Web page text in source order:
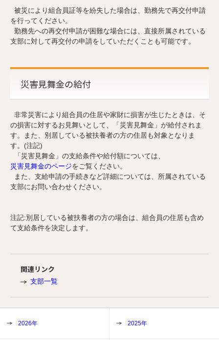
被災により組合員証等を紛失した場合は、勤務先で再交付申請
を行ってください。
勤務先への再交付申請が困難な場合には、直接所属されている
支部に対して再交付の申請をしていただくことも可能です。
災害見舞金の給付
非常災害により組合員の住居や家財に損害が生じたときは、そ
の損害に対するお見舞いとして、「災害見舞金」が給付されま
す。また、別居している被扶養者の方の住居も対象となりま
す。(注記)
「災害見舞金」の支給条件や給付額については、
災害見舞金のページをご覧ください。
また、支給申請の手続きなど詳細については、所属されている
支部にお問い合わせください。
注記:別居している被扶養者の方の場合は、組合員の住居も含め
て支給条件を決定します。
関連リンク
支部一覧
2026年 2025年